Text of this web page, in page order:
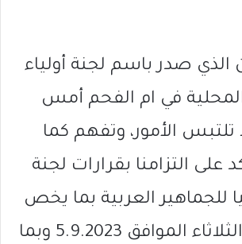
الذي صدر باسم لجنة أولياء
في ام الفحم أمس
تلتبس الأمور، وتفهم كما
على التزامنا بقرارات لجنة
للجماهير العربية بما يخص
الأضراب غدًا الثلاثاء الموافق 5.9.2023 وبما